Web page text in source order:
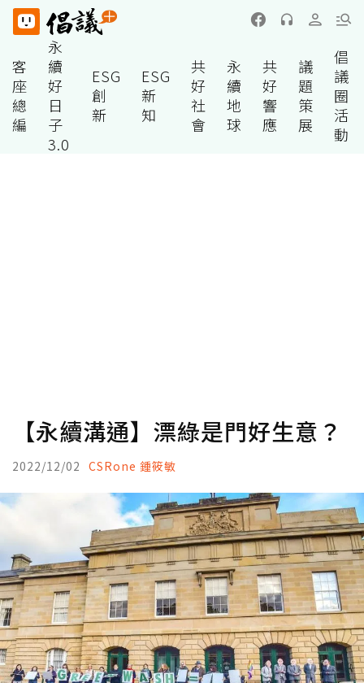
客
座
總
編
永
續
好
日
子
3.0
ESG
創
新
ESG
新
知
共
好
社
會
永
續
地
球
共
好
響
應
議
題
策
展
倡
議
圈
活
動
【永續溝通】漂綠是門好生意？
2022/12/02 CSRone 鍾筱敏